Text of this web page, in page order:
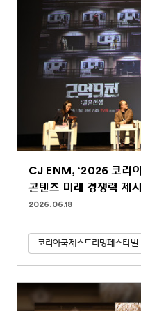
CJ ENM, ‘2026 코리
콘텐츠 미래 경쟁력 제시
2026.06.18
코리아국제스트리밍페스티벌